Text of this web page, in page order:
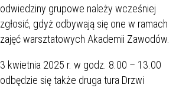
odwiedziny grupowe należy wcześniej
zgłosić, gdyż odbywają się one w ramach
zajęć warsztatowych Akademii Zawodów.
3 kwietnia 2025 r. w godz. 8.00 – 13.00
odbędzie się także druga tura Drzwi